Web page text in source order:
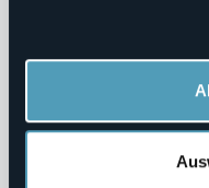
Pianificazione e
Informazioni
Strutture Sanitarie